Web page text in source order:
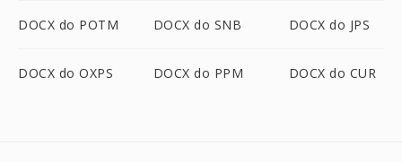
DOCX do POTM DOCX do SNB DOCX do JPS
DOCX do OXPS DOCX do PPM DOCX do CUR